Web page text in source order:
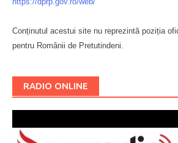
Conținutul acestui site nu reprezintă poziția
pentru Românii de Pretutindeni.
RADIO ONLINE